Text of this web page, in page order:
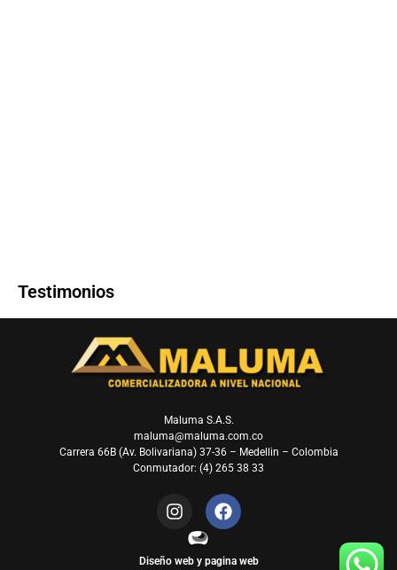
Testimonios
Maluma S.A.S.
maluma@maluma.com.co
Carrera 66B (Av. Bolivariana) 37-36 – Medellin – Colombia
Conmutador: (4) 265 38 33
Diseño web y pagina web